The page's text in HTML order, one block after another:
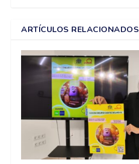
ARTÍCULOS RELACIONADOS